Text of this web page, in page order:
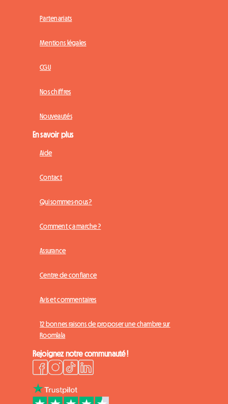
Partenariats
Mentions légales
CGU
Nos chiffres
Nouveautés
En savoir plus
Aide
Contact
Qui sommes-nous ?
Comment ça marche ?
Assurance
Centre de confiance
Avis et commentaires
12 bonnes raisons de proposer une chambre sur
Roomlala
Rejoignez notre communauté !